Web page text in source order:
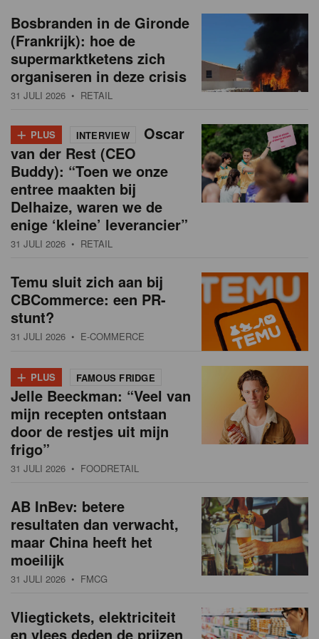
Bosbranden in de Gironde
(Frankrijk): hoe de
supermarktketens zich
organiseren in deze crisis
31 JULI 2026 • RETAIL
+ PLUS INTERVIEW
Oscar
van der Rest (CEO
Buddy): “Toen we onze
entree maakten bij
Delhaize, waren we de
enige ‘kleine’ leverancier”
31 JULI 2026 • RETAIL
Temu sluit zich aan bij
CBCommerce: een PR-
stunt?
31 JULI 2026 • E-COMMERCE
+ PLUS FAMOUS FRIDGE
Jelle Beeckman: “Veel van
mijn recepten ontstaan
door de restjes uit mijn
frigo”
31 JULI 2026 • FOODRETAIL
AB InBev: betere
resultaten dan verwacht,
maar China heeft het
moeilijk
31 JULI 2026 • FMCG
Vliegtickets, elektriciteit
en vlees deden de prijzen